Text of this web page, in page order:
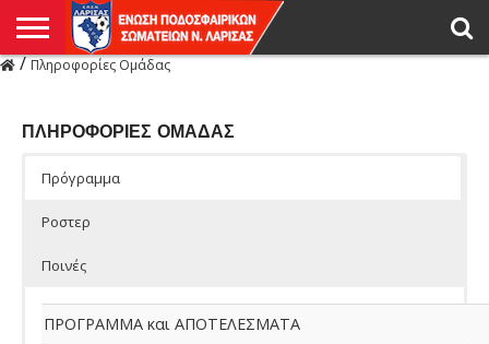
Η
/Πληροφορίες Ομάδας
ΠΛΗΡΟΦΟΡΙΕΣ ΟΜΑΔΑΣ
Πρόγραμμα
Ροστερ
Ποινές
ΠΡΟΓΡΑΜΜΑ και ΑΠΟΤΕΛΕΣΜΑΤΑ